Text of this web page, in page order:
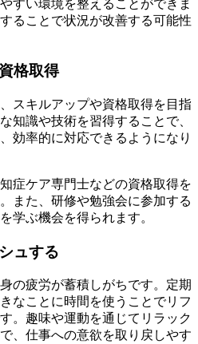
すい環境を整えることができま
ることで状況が改善する可能性
格取得
スキルアップや資格取得を目指
知識や技術を習得することで、
効率的に対応できるようになり
症ケア専門士などの資格取得を
また、研修や勉強会に参加する
学ぶ機会を得られます。
ュする
の疲労が蓄積しがちです。定期
なことに時間を使うことでリフ
。趣味や運動を通じてリラック
、仕事への意欲を取り戻しやす